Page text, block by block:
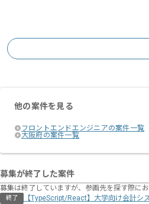
他の案件を見る
フロントエンドエンジニアの案件一覧
大阪府の案件一覧
募集が終了した案件
募集は終了していますが、参画先を探す際に
終了 【TypeScript/React】大学向け会計シ